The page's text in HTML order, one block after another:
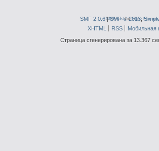
SMF 2.0.6|SMF © 2013,
SMFAdsforFree Forums
XHTML RSS
Мобильная
Страница сгенерирована за 13.367